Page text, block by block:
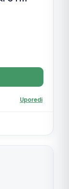
Uporedi